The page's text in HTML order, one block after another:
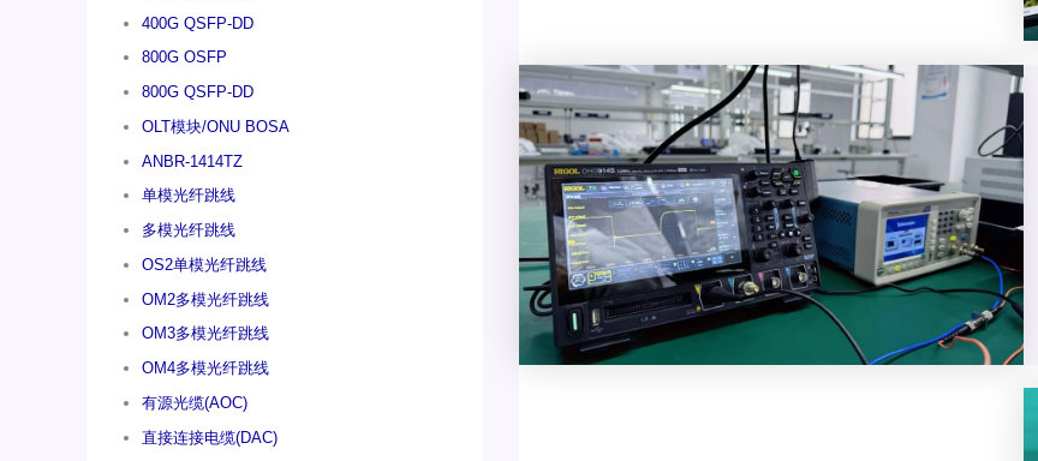
400G QSFP-DD
800G OSFP
800G QSFP-DD
OLT模块/ONU BOSA
ANBR-1414TZ
单模光纤跳线
多模光纤跳线
OS2单模光纤跳线
OM2多模光纤跳线
OM3多模光纤跳线
OM4多模光纤跳线
有源光缆(AOC)
直接连接电缆(DAC)